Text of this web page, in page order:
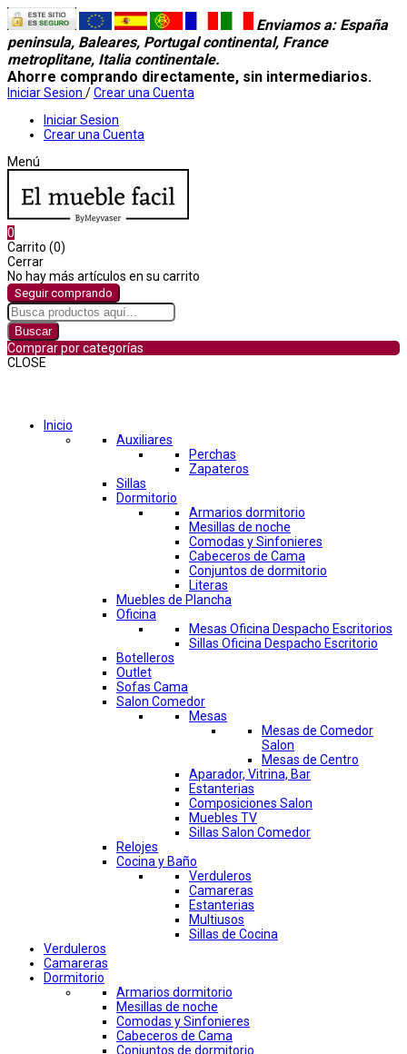
Enviamos a: España
peninsula, Baleares, Portugal continental, France
metroplitane, Italia continentale.
Ahorre comprando directamente, sin intermediarios.
Iniciar Sesion /Crear una Cuenta
Iniciar Sesion
Crear una Cuenta
Menú
0
Carrito (0)
Cerrar
No hay más artículos en su carrito
Seguir comprando
Buscar
Comprar por categorías
CLOSE
Inicio
Auxiliares
Perchas
Zapateros
Sillas
Dormitorio
Armarios dormitorio
Mesillas de noche
Comodas y Sinfonieres
Cabeceros de Cama
Conjuntos de dormitorio
Literas
Muebles de Plancha
Oficina
Mesas Oficina Despacho Escritorios
Sillas Oficina Despacho Escritorio
Botelleros
Outlet
Sofas Cama
Salon Comedor
Mesas
Mesas de Comedor
Salon
Mesas de Centro
Aparador, Vitrina, Bar
Estanterias
Composiciones Salon
Muebles TV
Sillas Salon Comedor
Relojes
Cocina y Baño
Verduleros
Camareras
Estanterias
Multiusos
Sillas de Cocina
Verduleros
Camareras
Dormitorio
Armarios dormitorio
Mesillas de noche
Comodas y Sinfonieres
Cabeceros de Cama
Conjuntos de dormitorio